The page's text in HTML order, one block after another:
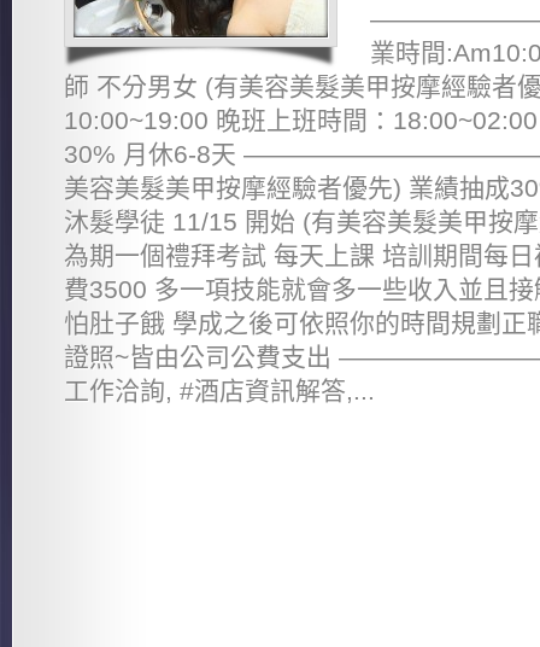
業時間
師 不分男女 (有美容美髮美甲按摩經驗者
10:00~19:00 晚班上班時間：
30% 月休6-8天
美容美髮美甲按摩經驗者優先) 業績抽成
沐髮學徒 11/15 開始 (有美容美髮美甲按
為期一個禮拜考試 每天上課 培訓期間每
費3500 多一項技能就會多一些收入並且
怕肚子餓 學成之後可依照你的時間規劃正
證照~皆由公司公費支出
工作洽詢, #酒店資訊解答,...